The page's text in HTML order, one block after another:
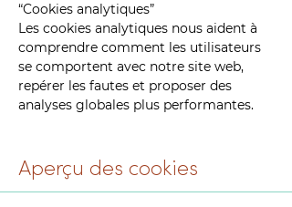
“Cookies analytiques”
Les cookies analytiques nous aident à
comprendre comment les utilisateurs
se comportent avec notre site web,
repérer les fautes et proposer des
analyses globales plus performantes.
Aperçu des cookies